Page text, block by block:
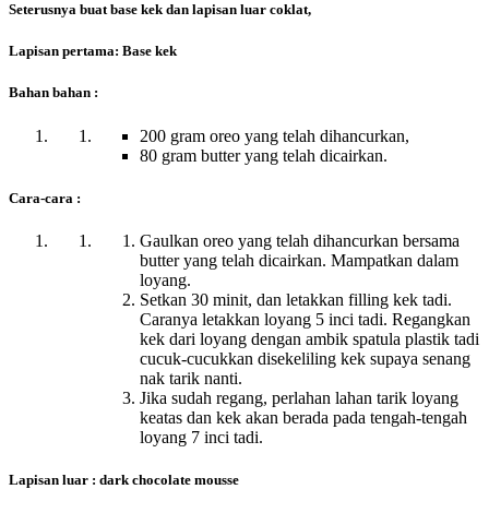
Seterusnya buat base kek dan lapisan luar coklat,
Lapisan pertama: Base kek
Bahan bahan :
200 gram oreo yang telah dihancurkan,
80 gram butter yang telah dicairkan.
Cara-cara :
Gaulkan oreo yang telah dihancurkan bersama
butter yang telah dicairkan. Mampatkan dalam
loyang.
Setkan 30 minit, dan letakkan filling kek tadi.
Caranya letakkan loyang 5 inci tadi. Regangkan
kek dari loyang dengan ambik spatula plastik tadi
cucuk-cucukkan disekeliling kek supaya senang
nak tarik nanti.
Jika sudah regang, perlahan lahan tarik loyang
keatas dan kek akan berada pada tengah-tengah
loyang 7 inci tadi.
Lapisan luar : dark chocolate mousse